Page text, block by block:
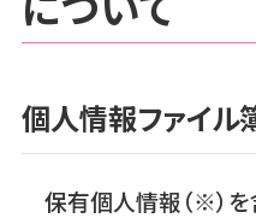
個人情報ファイル
保有個人情報（※）